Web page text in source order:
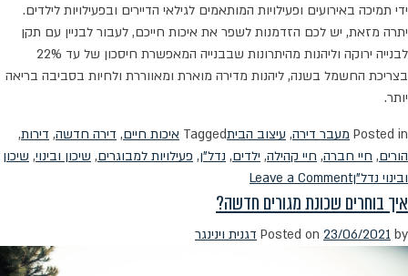
ידי תמיכה באירועים ופעילויות המותאמים לגילאי הדיירים ובפעילויות לילדים.
יתרה מזאת, יש לכם הזדמנות לשפר את איכות חייכם, לעבור לבניין עם תקן
לבנייה ירוקה וליהנות מהיתרונות שבבנייה המאפשרת חיסכון של עד 22%
בצריכת החשמל בשנה, ליהנות מדירה מוארת ומאווררת ולחיות בסביבה בריאה
יותר.
Posted in מעבר דירה, עיצוב הביתTagged איכות חיים, דירה חדשה, דירות,
הורים, חיי חברה, חיי קהילה, ילדים, נדל"ן, פעילויות למבוגרים, שיכון ובינוי, שיכון
ובינוי נדל"ןLeave a Comment
on
הילדים
עכשיו
איך בוחרים שכונת מגורים חדשה?
Posted on 23/06/2021 by דגנית וינינגר